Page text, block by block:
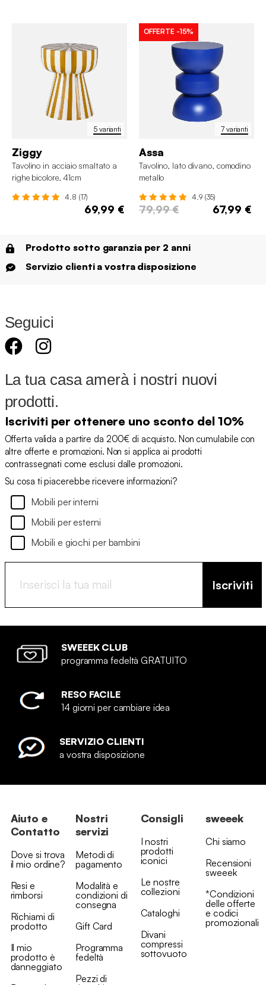
5 varianti
Ziggy
Tavolino in acciaio smaltato a
righe bicolore, 41cm
4.8 (17)
69,99 €
7 varianti
OFFERTE -15%
Assa
Tavolino, lato divano, comodino
metallo
4.9 (35)
79,99 € 67,99 €
Prodotto sotto garanzia per 2 anni
Servizio clienti a vostra disposizione
Seguici
La tua casa amerà i nostri nuovi
prodotti.
Iscriviti per ottenere uno sconto del 10%
Offerta valida a partire da 200€ di acquisto. Non cumulabile con
altre offerte e promozioni. Non si applica ai prodotti
contrassegnati come esclusi dalle promozioni.
Su cosa ti piacerebbe ricevere informazioni?
Mobili per interni
Mobili per esterni
Mobili e giochi per bambini
Iscriviti
SWEEEK CLUB
programma fedeltà GRATUITO
RESO FACILE
14 giorni per cambiare idea
SERVIZIO CLIENTI
a vostra disposizione
Aiuto e
Contatto
Dove si trova
il mio ordine?
Resi e
rimborsi
Richiami di
prodotto
Il mio
prodotto è
danneggiato
Nostri
servizi
Metodi di
pagamento
Modalità e
condizioni di
consegna
Gift Card
Programma
fedeltà
Pezzi di
Consigli
I nostri
prodotti
iconici
Le nostre
collezioni
Cataloghi
Divani
compressi
sottovuoto
sweeek
Chi siamo
Recensioni
sweeek
*Condizioni
delle offerte
e codici
promozionali